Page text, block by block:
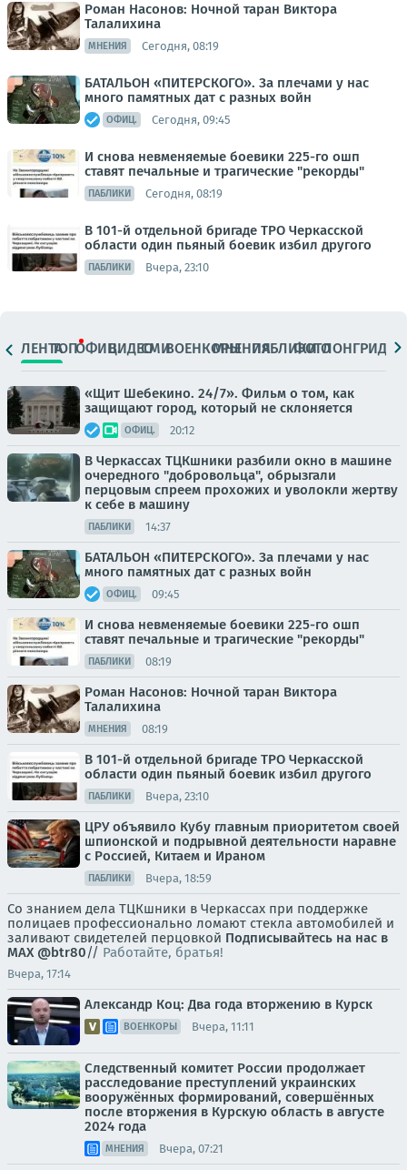
Роман Насонов: Ночной таран Виктора
Талалихина
МНЕНИЯ Сегодня, 08:19
БАТАЛЬОН «ПИТЕРСКОГО». За плечами у нас
много памятных дат с разных войн
ОФИЦ. Сегодня, 09:45
И снова невменяемые боевики 225-го ошп
ставят печальные и трагические "рекорды"
ПАБЛИКИ Сегодня, 08:19
В 101-й отдельной бригаде ТРО Черкасской
области один пьяный боевик избил другого
ПАБЛИКИ Вчера, 23:10
ЛЕНТАТОПОФИЦ.ВИДЕОСМИВОЕНКОРЫМНЕНИЯПАБЛИКИ
ФОТОЛОНГРИДЫ
«Щит Шебекино. 24/7». Фильм о том, как
защищают город, который не склоняется
ОФИЦ. 20:12
В Черкассах ТЦКшники разбили окно в машине
очередного "добровольца", обрызгали
перцовым спреем прохожих и уволокли жертву
к себе в машину
ПАБЛИКИ 14:37
БАТАЛЬОН «ПИТЕРСКОГО». За плечами у нас
много памятных дат с разных войн
ОФИЦ. 09:45
И снова невменяемые боевики 225-го ошп
ставят печальные и трагические "рекорды"
ПАБЛИКИ 08:19
Роман Насонов: Ночной таран Виктора
Талалихина
МНЕНИЯ 08:19
В 101-й отдельной бригаде ТРО Черкасской
области один пьяный боевик избил другого
ПАБЛИКИ Вчера, 23:10
ЦРУ объявило Кубу главным приоритетом своей
шпионской и подрывной деятельности наравне
с Россией, Китаем и Ираном
ПАБЛИКИ Вчера, 18:59
Со знанием дела ТЦКшники в Черкассах при поддержке
полицаев профессионально ломают стекла автомобилей и
заливают свидетелей перцовкой Подписывайтесь на нас в
MAX @btr80// Работайте, братья!
Вчера, 17:14
Александр Коц: Два года вторжению в Курск
ВОЕНКОРЫ Вчера, 11:11
Следственный комитет России продолжает
расследование преступлений украинских
вооружённых формирований, совершённых
после вторжения в Курскую область в августе
2024 года
МНЕНИЯ Вчера, 07:21